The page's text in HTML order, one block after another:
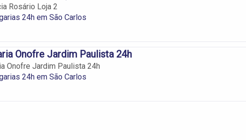
Rosário Loja 2
24h em São Carlos
Onofre Jardim Paulista 24h
Onofre Jardim Paulista 24h
24h em São Carlos